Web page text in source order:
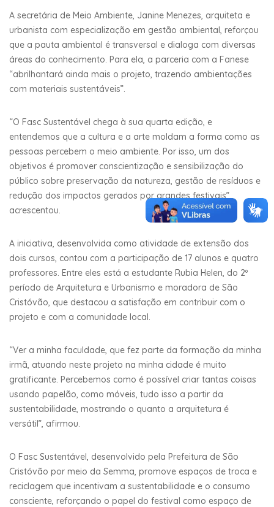
A secretária de Meio Ambiente, Janine Menezes, arquiteta e
urbanista com especialização em gestão ambiental, reforçou
que a pauta ambiental é transversal e dialoga com diversas
áreas do conhecimento. Para ela, a parceria com a Fanese
“abrilhantará ainda mais o projeto, trazendo ambientações
com materiais sustentáveis”.
“O Fasc Sustentável chega à sua quarta edição, e
entendemos que a cultura e a arte moldam a forma como as
pessoas percebem o meio ambiente. Por isso, um dos
objetivos é promover conscientização e sensibilização do
público sobre preservação da natureza, gestão de resíduos e
redução dos impactos gerados por grandes festivais”,
acrescentou.
A iniciativa, desenvolvida como atividade de extensão dos
dois cursos, contou com a participação de 17 alunos e quatro
professores. Entre eles está a estudante Rubia Helen, do 2º
período de Arquitetura e Urbanismo e moradora de São
Cristóvão, que destacou a satisfação em contribuir com o
projeto e com a comunidade local.
“Ver a minha faculdade, que fez parte da formação da minha
irmã, atuando neste projeto na minha cidade é muito
gratificante. Percebemos como é possível criar tantas coisas
usando papelão, como móveis, tudo isso a partir da
sustentabilidade, mostrando o quanto a arquitetura é
versátil”, afirmou.
O Fasc Sustentável, desenvolvido pela Prefeitura de São
Cristóvão por meio da Semma, promove espaços de troca e
reciclagem que incentivam a sustentabilidade e o consumo
consciente, reforçando o papel do festival como espaço de